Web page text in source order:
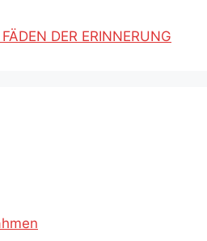
DER ERINNERUNG